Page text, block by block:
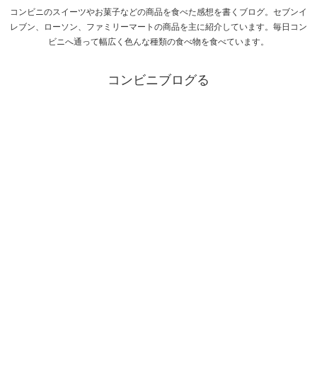
コンビニのスイーツやお菓子などの商品を食べた感想を書くブログ。セブンイ
レブン、ローソン、ファミリーマートの商品を主に紹介しています。毎日コン
ビニへ通って幅広く色んな種類の食べ物を食べています。
コンビニブログる